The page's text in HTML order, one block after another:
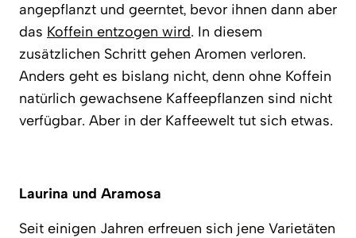
angepflanzt und geerntet, bevor ihnen dann aber
das Koffein entzogen wird. In diesem
zusätzlichen Schritt gehen Aromen verloren.
Anders geht es bislang nicht, denn ohne Koffein
natürlich gewachsene Kaffeepflanzen sind nicht
verfügbar. Aber in der Kaffeewelt tut sich etwas.
Laurina und Aramosa
Seit einigen Jahren erfreuen sich jene Varietäten